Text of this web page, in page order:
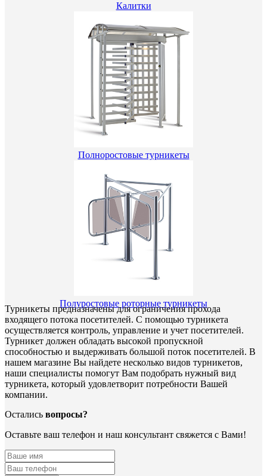
Калитки
Полноростовые турникеты
Полуростовые роторные турникеты
Турникеты предназначены для ограничения прохода
входящего потока посетителей. С помощью турникета
осуществляется контроль, управление и учет посетителей.
Турникет должен обладать высокой пропускной
способностью и выдерживать большой поток посетителей. В
нашем магазине Вы найдете несколько видов турникетов,
наши специалисты помогут Вам подобрать нужный вид
турникета, который удовлетворит потребности Вашей
компании.
Остались вопросы?
Оставьте ваш телефон и наш консультант свяжется с Вами!